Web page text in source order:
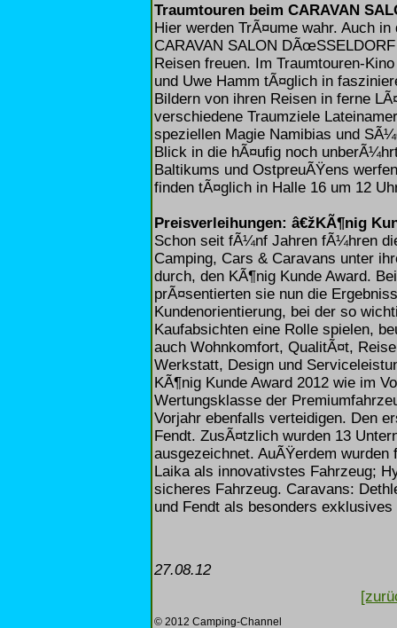
Traumtouren beim CARAVAN
Hier werden TrÃ¤ume wahr. Auch
CARAVAN SALON
Reisen freuen. Im Traumtouren-
und Uwe Hamm tÃ¤glich in
Bildern von ihren Reisen in ferne
verschiedene Traumziele
speziellen Magie Namibias und
Blick in die hÃ¤ufig noch
Baltikums und OstpreuÃŸens
finden tÃ¤glich in Halle 16 um 12
Preisverleihungen: â€žKÃ¶nig
Schon seit fÃ¼nf Jahren fÃ¼hren
Camping, Cars & Caravans unter
durch, den KÃ¶nig Kunde Award.
prÃ¤sentierten sie nun die
Kundenorientierung, bei der so
Kaufabsichten eine Rolle spielen,
auch Wohnkomfort, QualitÃ¤t,
Werkstatt, Design und
KÃ¶nig Kunde Award 2012 wie im
Wertungsklasse der
Vorjahr ebenfalls verteidigen. Den
Fendt. ZusÃ¤tzlich wurden 13
ausgezeichnet. AuÃŸerdem
Laika als innovativstes Fahrzeug;
sicheres Fahrzeug. Caravans:
und Fendt als besonders exklusives
27.08.12
© 2012 Camping-Channel